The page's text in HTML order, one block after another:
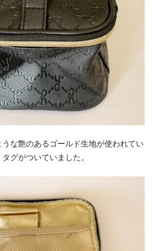
な艶のあるゴールド生地が使われてい
グがついていました。